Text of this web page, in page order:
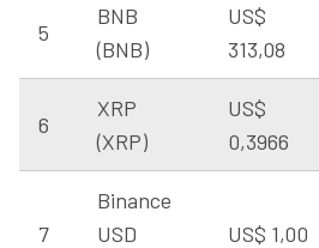
5
BNB
(BNB)
US$
313,08
6
XRP
(XRP)
US$
0,3966
7
Binance
USD
US$ 1,00